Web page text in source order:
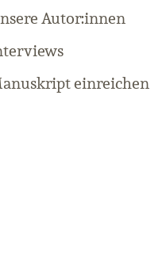
Autor:innen
einreichen